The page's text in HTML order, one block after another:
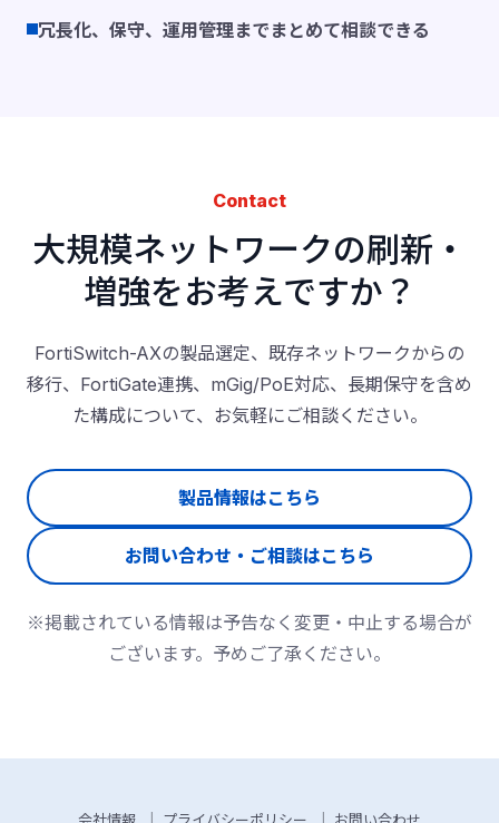
冗長化、保守、運用管理までまとめて相談できる
Contact
大規模ネットワークの刷新・
増強をお考えですか？
FortiSwitch-AXの製品選定、既存ネットワークからの
移行、FortiGate連携、mGig/PoE対応、長期保守を含め
た構成について、お気軽にご相談ください。
製品情報はこちら
お問い合わせ・ご相談はこちら
※掲載されている情報は予告なく変更・中止する場合が
ございます。予めご了承ください。